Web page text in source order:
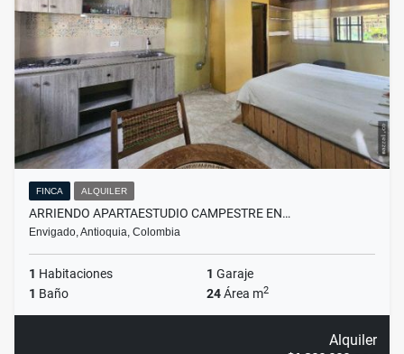
FINCA ALQUILER
ARRIENDO APARTAESTUDIO CAMPESTRE EN…
Envigado, Antioquia, Colombia
1 Habitaciones 1 Garaje
1 Baño 24Área m2
Alquiler